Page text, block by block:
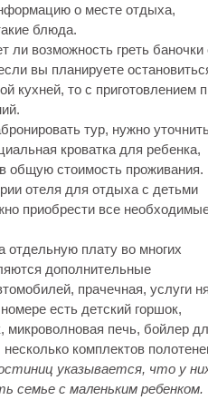
о месте отдыха,
блюда.
ли возможность греть баночки
вы планируете
кухней, то с приготовлением
тур, нужно
кроватка для ребенка,
общую стоимость проживания.
отеля для отдыха с детьми
приобрести все
отдельную плату во многих
дополнительные
прачечная, услуги
есть детский горшок,
микроволновая печь, бойлер
комплектов
указывается, что у
семье с маленьким ребенком.